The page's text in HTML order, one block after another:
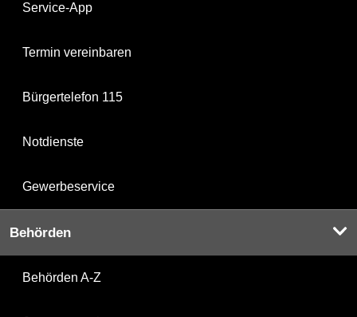
Service-App
Termin vereinbaren
Bürgertelefon 115
Notdienste
Gewerbeservice
Behörden
Behörden A-Z